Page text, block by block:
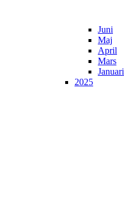
Juni
Maj
April
Mars
Januari
2025